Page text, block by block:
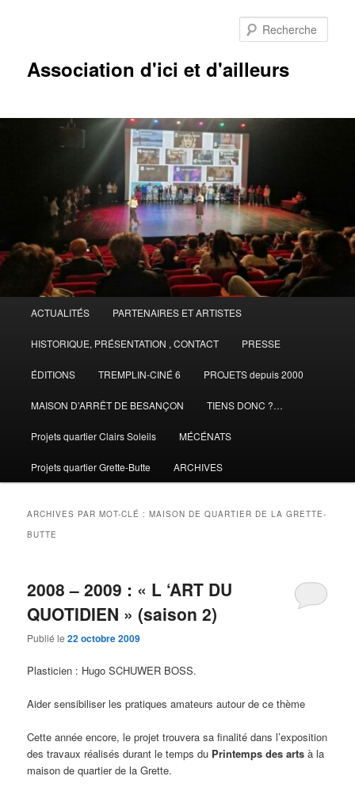
Association d'ici et d'ailleurs
principal
ACTUALITÉS PARTENAIRES ET ARTISTES
HISTORIQUE, PRÉSENTATION , CONTACT PRESSE
ÉDITIONS TREMPLIN-CINÉ 6 PROJETS depuis 2000
MAISON D’ARRÊT DE BESANÇON TIENS DONC ?…
Projets quartier Clairs Soleils MÉCÉNATS
Projets quartier Grette-Butte ARCHIVES
ARCHIVES PAR MOT-CLÉ :MAISON DE QUARTIER DE LA GRETTE-
BUTTE
2008 – 2009 : « L ‘ART DU
QUOTIDIEN » (saison 2)
Publié le22 octobre 2009
Plasticien : Hugo SCHUWER BOSS.
Aider sensibiliser les pratiques amateurs autour de ce thème
Cette année encore, le projet trouvera sa finalité dans l’exposition
des travaux réalisés durant le temps du Printemps des artsà la
maison de quartier de la Grette.